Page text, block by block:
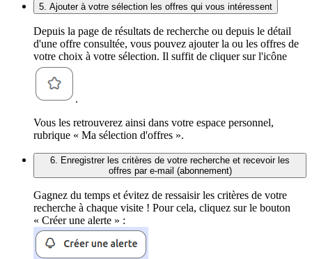
5. Ajouter à votre sélection les offres qui vous intéressent
Depuis la page de résultats de recherche ou depuis le détail
d'une offre consultée, vous pouvez ajouter la ou les offres de
votre choix à votre sélection. Il suffit de cliquer sur l'icône
.
Vous les retrouverez ainsi dans votre espace personnel,
rubrique « Ma sélection d'offres ».
6. Enregistrer les critères de votre recherche et recevoir les
offres par e-mail (abonnement)
Gagnez du temps et évitez de ressaisir les critères de votre
recherche à chaque visite ! Pour cela, cliquez sur le bouton
« Créer une alerte » :